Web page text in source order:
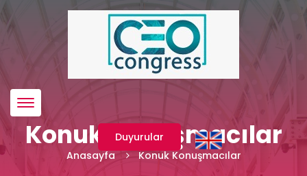
Menü
Duyurular
Konuk Konuşmacılar
Anasayfa Konuk Konuşmacılar